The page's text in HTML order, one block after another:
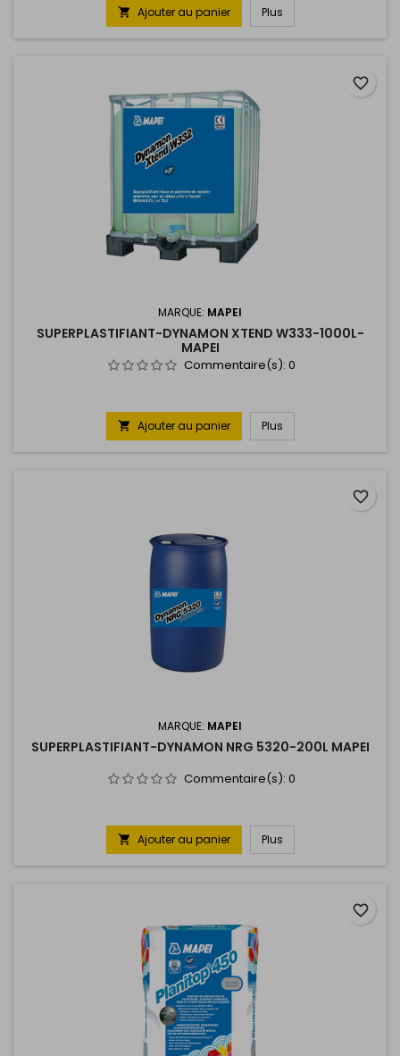
 Ajouter au panier Plus
MARQUE: MAPEI
SUPERPLASTIFIANT-DYNAMON XTEND W333-1000L-
MAPEI
Commentaire(s): 0
 Ajouter au panier Plus
favorite_border
MARQUE: MAPEI
SUPERPLASTIFIANT-DYNAMON NRG 5320-200L MAPEI
Commentaire(s): 0
 Ajouter au panier Plus
favorite_border
favorite_border